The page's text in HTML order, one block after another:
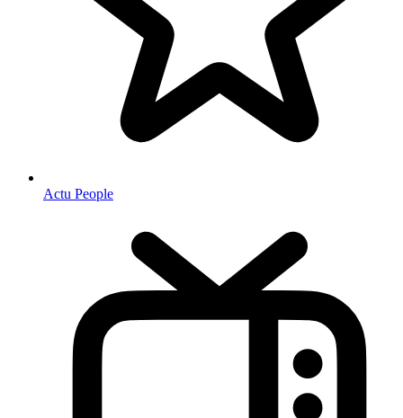
Actu People